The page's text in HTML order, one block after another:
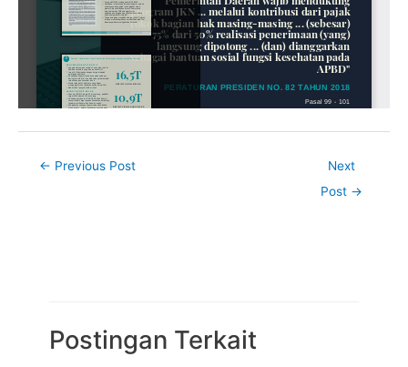
← Previous Post
Next
Post →
Postingan Terkait